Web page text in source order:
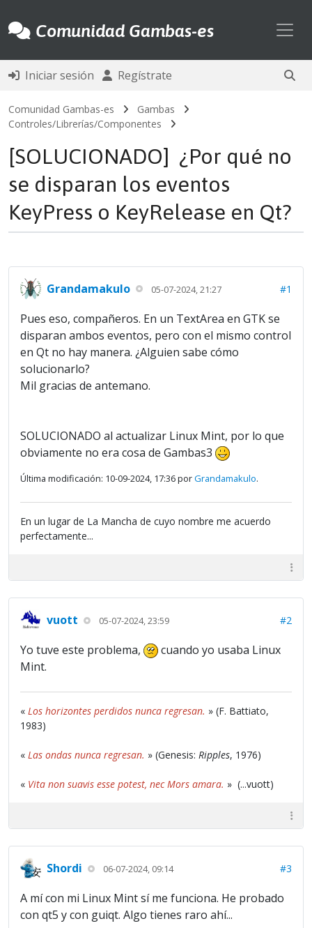
Comunidad Gambas-es
Iniciar sesión Regístrate
Comunidad Gambas-es
Gambas
Controles/Librerías/Componentes
[SOLUCIONADO] ¿Por qué no
se disparan los eventos
KeyPress o KeyRelease en Qt?
Grandamakulo 05-07-2024, 21:27 #1
Pues eso, compañeros. En un TextArea en GTK se
disparan ambos eventos, pero con el mismo control
en Qt no hay manera. ¿Alguien sabe cómo
solucionarlo?
Mil gracias de antemano.
SOLUCIONADO al actualizar Linux Mint, por lo que
obviamente no era cosa de Gambas3
Última modificación: 10-09-2024, 17:36 porGrandamakulo.
En un lugar de La Mancha de cuyo nombre me acuerdo
perfectamente...
vuott 05-07-2024, 23:59 #2
Yo tuve este problema,
cuando yo usaba Linux
Mint.
« Los horizontes perdidos nunca regresan. » (F. Battiato,
1983)
« Las ondas nunca regresan. » (Genesis: Ripples, 1976)
« Vita non suavis esse potest, nec Mors amara. » (...vuott)
Shordi 06-07-2024, 09:14 #3
A mí con mi Linux Mint sí me funciona. He probado
con qt5 y con guiqt. Algo tienes raro ahí...